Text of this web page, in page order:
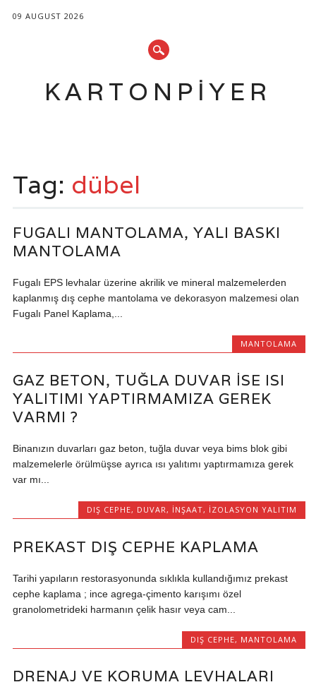
09 AUGUST 2026
KARTONPIYER
content
Tag: dübel
FUGALI MANTOLAMA, YALI BASKI
MANTOLAMA
Fugalı EPS levhalar üzerine akrilik ve mineral malzemelerden
kaplanmış dış cephe mantolama ve dekorasyon malzemesi olan
Fugalı Panel Kaplama,...
MANTOLAMA
GAZ BETON, TUĞLA DUVAR ISE ISI
YALITIMI YAPTIRMAMIZA GEREK
VARMI ?
Binanızın duvarları gaz beton, tuğla duvar veya bims blok gibi
malzemelerle örülmüşse ayrıca ısı yalıtımı yaptırmamıza gerek
var mı...
DIŞ CEPHE, DUVAR, İNŞAAT, İZOLASYON YALITIM
PREKAST DIŞ CEPHE KAPLAMA
Tarihi yapıların restorasyonunda sıklıkla kullandığımız prekast
cephe kaplama ; ince agrega-çimento karışımı özel
granolometrideki harmanın çelik hasır veya cam...
DIŞ CEPHE, MANTOLAMA
DRENAJ VE KORUMA LEVHALARI